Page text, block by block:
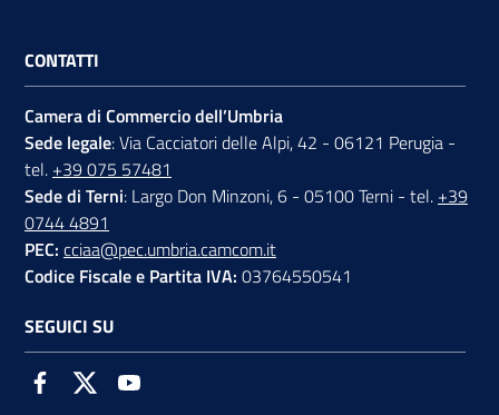
CONTATTI
Camera di Commercio dell’Umbria
Sede legale: Via Cacciatori delle Alpi, 42 - 06121 Perugia -
tel. +39 075 57481
Sede di Terni: Largo Don Minzoni, 6 - 05100 Terni - tel. +39
0744 4891
PEC: cciaa@pec.umbria.camcom.it
Codice Fiscale e Partita IVA: 03764550541
SEGUICI SU
FacebookTwitter